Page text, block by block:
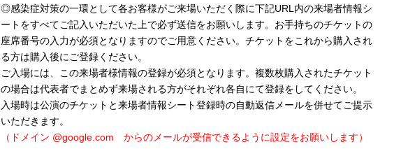
◎感染症対策の一環として各お客様がご来場いただく際に下記URL内の来場者情報シ
ートをすべてご記入いただいた上で必ず送信をお願いします。お手持ちのチケットの
座席番号の入力が必須となりますのでご用意ください。チケットをこれから購入され
る方は購入後にご登録ください。
ご入場には、この来場者様情報の登録が必須となります。複数枚購入されたチケット
の場合は代表者でまとめず来場される方がそれぞれ各自にて登録をしてください。
入場時は公演のチケットと来場者情報シート登録時の自動返信メールを併せてご提示
いただきます。
（ドメイン @google.com からのメールが受信できるように設定をお願いします）